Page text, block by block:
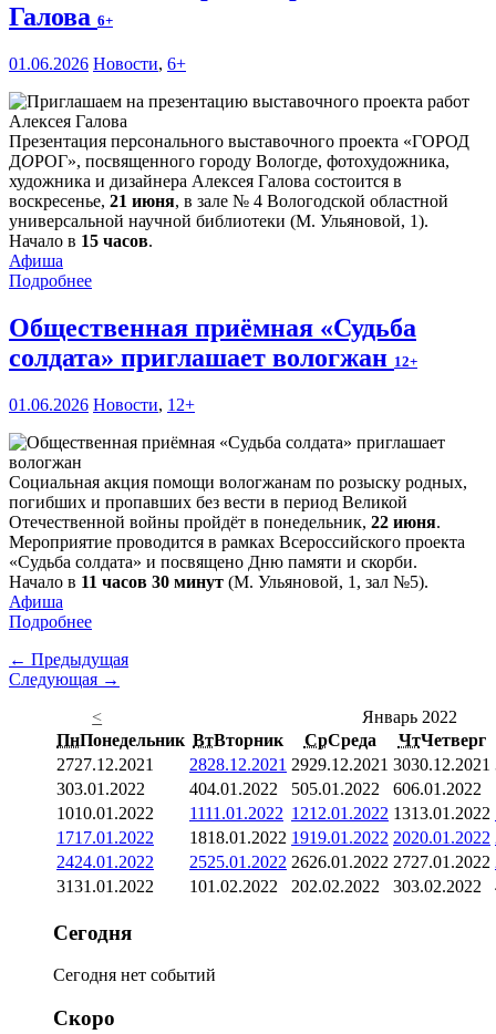
Галова 6+
01.06.2026 Новости, 6+
Презентация персонального выставочного проекта «ГОРОД
ДОРОГ», посвященного городу Вологде, фотохудожника,
художника и дизайнера Алексея Галова состоится в
воскресенье, 21 июня, в зале № 4 Вологодской областной
универсальной научной библиотеки (М. Ульяновой, 1).
Начало в 15 часов.
Афиша
Подробнее
Общественная приёмная «Судьба
солдата» приглашает вологжан 12+
01.06.2026 Новости, 12+
Социальная акция помощи вологжанам по розыску родных,
погибших и пропавших без вести в период Великой
Отечественной войны пройдёт в понедельник, 22 июня.
Мероприятие проводится в рамках Всероссийского проекта
«Судьба солдата» и посвящено Дню памяти и скорби.
Начало в 11 часов 30 минут (М. Ульяновой, 1, зал №5).
Афиша
Подробнее
← Предыдущая
Следующая →
<
Январь 2022
ПнПонедельник ВтВторник СрСреда ЧтЧетверг
2727.12.2021 2828.12.2021 2929.12.2021 3030.12.2021
303.01.2022 404.01.2022 505.01.2022 606.01.2022
1010.01.2022 1111.01.2022 1212.01.2022 1313.01.2022
1717.01.2022 1818.01.2022 1919.01.2022 2020.01.2022
2424.01.2022 2525.01.2022 2626.01.2022 2727.01.2022
3131.01.2022 101.02.2022 202.02.2022 303.02.2022
Сегодня
Сегодня нет событий
Скоро